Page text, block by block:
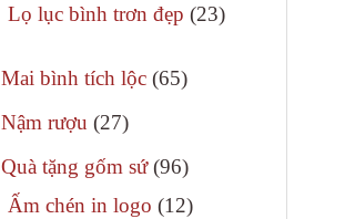
phẩm
Lọ lục bình trơn đẹp 2323
Mai bình tích lộc 6565
Nậm rượu 2727
phẩm
Quà tặng gốm sứ 9696
sản
Ấm chén in logo 1212